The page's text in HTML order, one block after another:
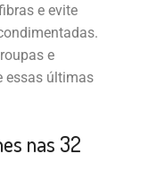
e evite
e
essas últimas
nas 32